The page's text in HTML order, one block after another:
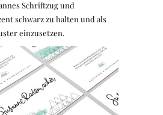
Schriftzug und
schwarz zu halten und als
einzusetzen.